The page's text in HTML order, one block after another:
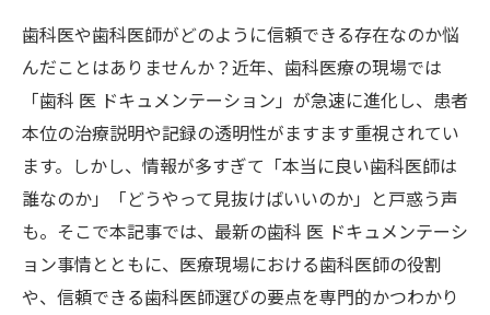
歯科医や歯科医師がどのように信頼できる存在なのか悩
んだことはありませんか？近年、歯科医療の現場では
「歯科 医 ドキュメンテーション」が急速に進化し、患者
本位の治療説明や記録の透明性がますます重視されてい
ます。しかし、情報が多すぎて「本当に良い歯科医師は
誰なのか」「どうやって見抜けばいいのか」と戸惑う声
も。そこで本記事では、最新の歯科 医 ドキュメンテーシ
ョン事情とともに、医療現場における歯科医師の役割
や、信頼できる歯科医師選びの要点を専門的かつわかり